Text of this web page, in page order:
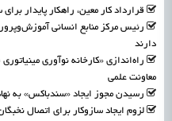
قرارداد کار معین، راهکار پایدار
رئیس مرکز منابع انسانی
دارند
راه‌اندازی «کارخانه نوآوری
معاونت علمی
رسیدن مجوز ایجاد «سندباکس» به
لزوم ایجاد سازوکار برای اتصال